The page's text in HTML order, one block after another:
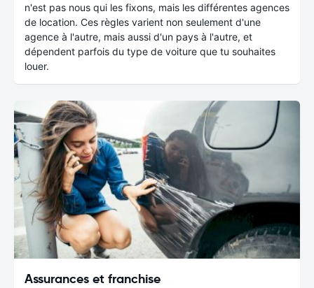
n'est pas nous qui les fixons, mais les différentes agences
de location. Ces règles varient non seulement d'une
agence à l'autre, mais aussi d'un pays à l'autre, et
dépendent parfois du type de voiture que tu souhaites
louer.
Assurances et franchise